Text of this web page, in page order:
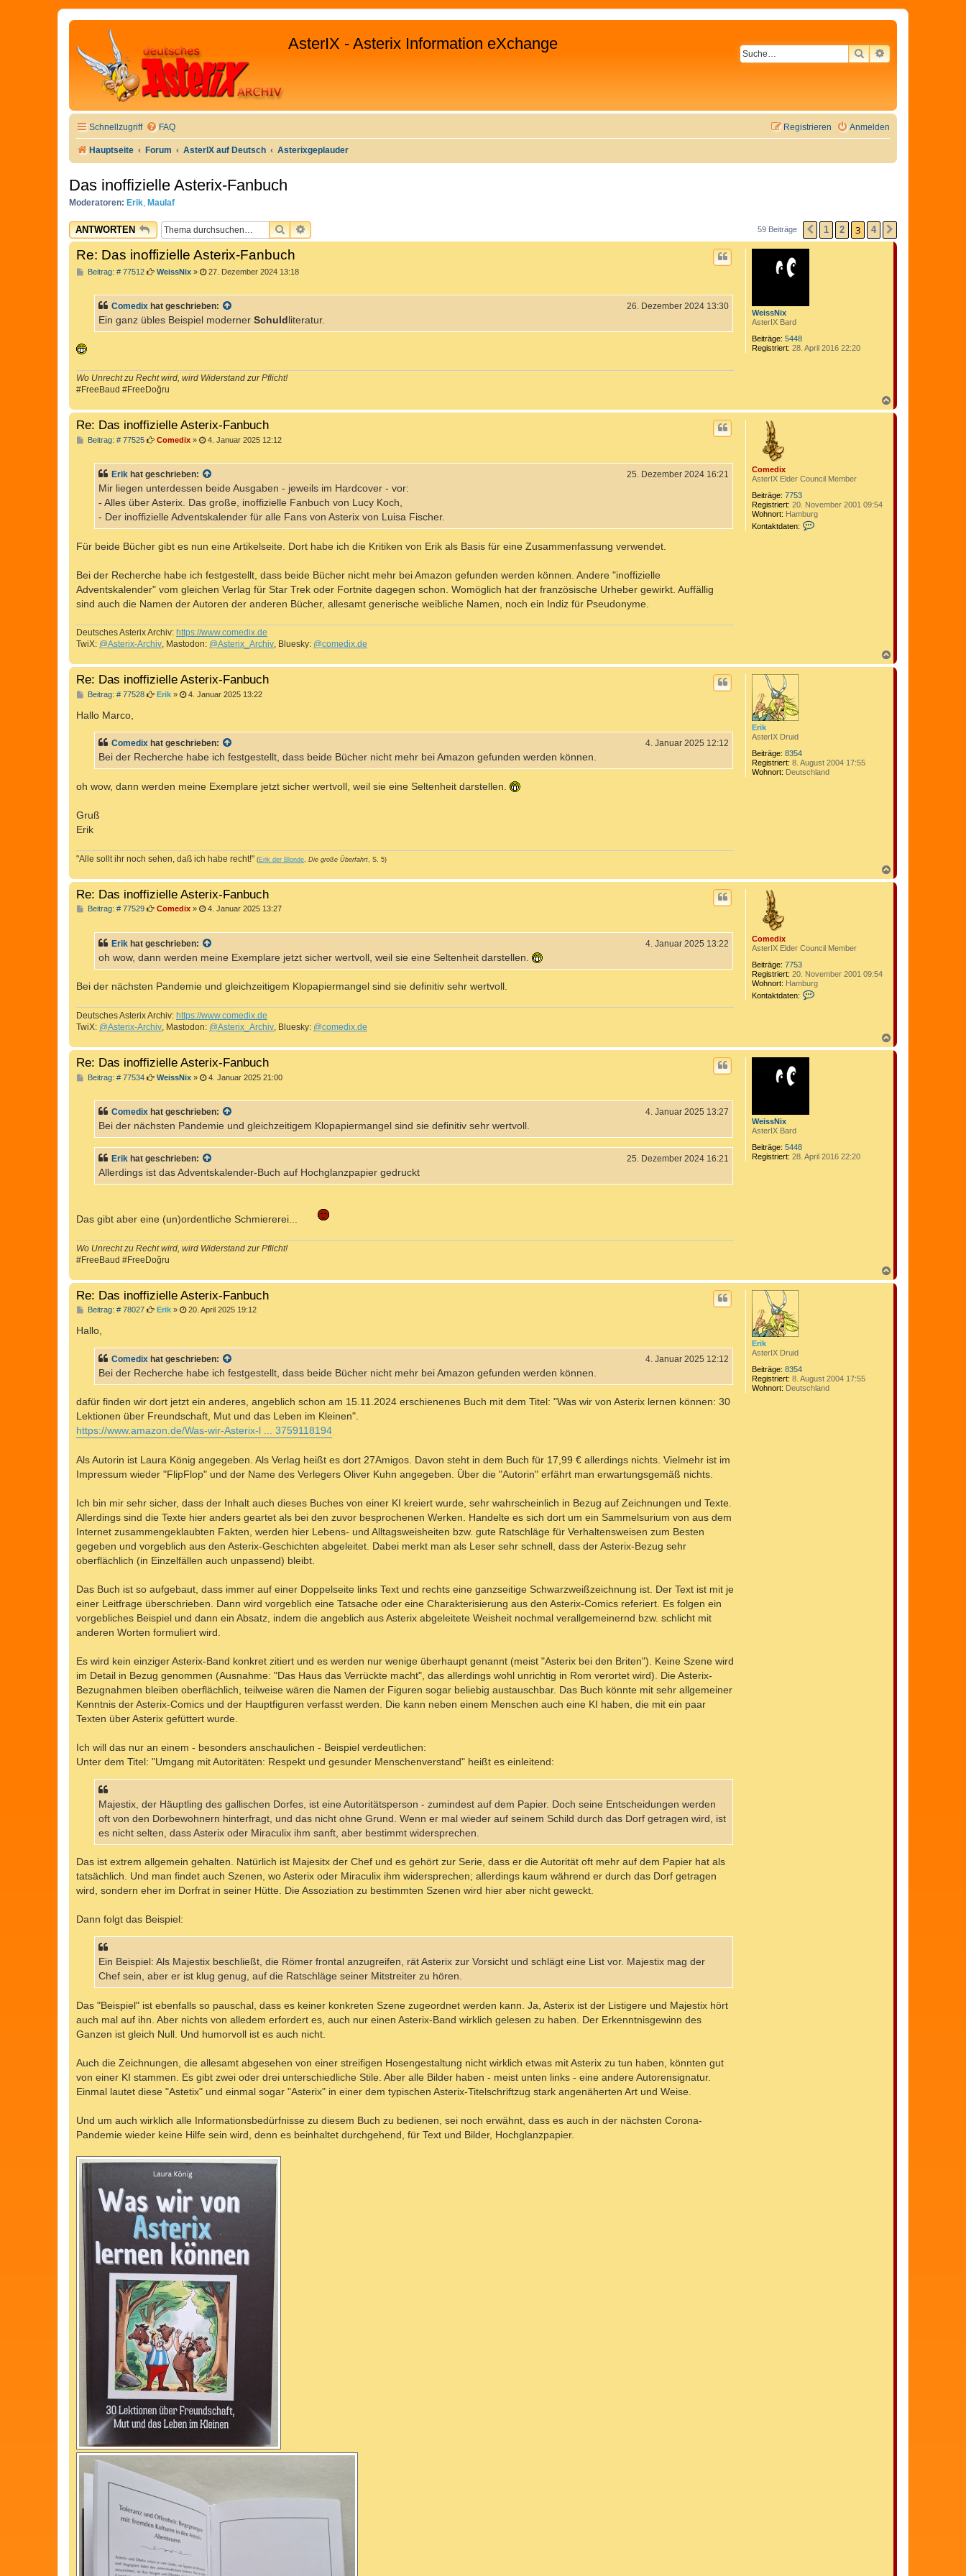
AsterIX - Asterix Information eXchange
SUCHEERWEITERTE
Schnellzugriff FAQ Anmelden
Registrieren
Hauptseite Forum AsterIX auf Deutsch Asterixgeplauder
Das inoffizielle Asterix-Fanbuch
Moderatoren: Erik, Maulaf
ANTWORTEN SUCHEERWEITERTE SUCHE 59 Beiträge VORHERIGE
1 2 3 4
WeissNix
AsterIX Bard
Beiträge: 5448
Registriert: 28. April 2016 22:20
Re: Das inoffizielle Asterix-Fanbuch
Beitrag: # 77512B
r
a
WeissNix» 27. Dezember 2024 13:18
Comedix hat geschrieben: 26. Dezember 2024 13:30
Ein ganz übles Beispiel moderner Schuld literatur.
Wo Unrecht zu Recht wird, wird Widerstand zur Pflicht!
#FreeBaud #FreeDoğru
a
c
Comedix
AsterIX Elder Council Member
Beiträge: 7753
Registriert: 20. November 2001 09:54
Wohnort: Hamburg
Kontaktdaten:
C
Re: Das inoffizielle Asterix-Fanbuch
Beitrag: # 77525B
r
a
Comedix» 4. Januar 2025 12:12
Erik hat geschrieben: 25. Dezember 2024 16:21
Mir liegen unterdessen beide Ausgaben - jeweils im Hardcover - vor:
- Alles über Asterix. Das große, inoffizielle Fanbuch von Lucy Koch,
- Der inoffizielle Adventskalender für alle Fans von Asterix von Luisa Fischer.
Für beide Bücher gibt es nun eine Artikelseite. Dort habe ich die Kritiken von Erik als Basis für eine Zusammenfassung verwendet.
Bei der Recherche habe ich festgestellt, dass beide Bücher nicht mehr bei Amazon gefunden werden können. Andere "inoffizielle
Adventskalender" vom gleichen Verlag für Star Trek oder Fortnite dagegen schon. Womöglich hat der französische Urheber gewirkt. Auffällig
sind auch die Namen der Autoren der anderen Bücher, allesamt generische weibliche Namen, noch ein Indiz für Pseudonyme.
Deutsches Asterix Archiv: https://www.comedix.de
TwiX: @Asterix-Archiv, Mastodon: @Asterix_Archiv, Bluesky: @comedix.de
a
c
Erik
AsterIX Druid
Beiträge: 8354
Registriert: 8. August 2004 17:55
Wohnort: Deutschland
Re: Das inoffizielle Asterix-Fanbuch
Beitrag: # 77528B
r
a
Erik» 4. Januar 2025 13:22
Hallo Marco,
Comedix hat geschrieben: 4. Januar 2025 12:12
Bei der Recherche habe ich festgestellt, dass beide Bücher nicht mehr bei Amazon gefunden werden können.
oh wow, dann werden meine Exemplare jetzt sicher wertvoll, weil sie eine Seltenheit darstellen.
Gruß
Erik
"Alle sollt ihr noch sehen, daß ich habe recht!" (Erik der Blonde Die große Überfahrt , S. 5)
a
c
Comedix
AsterIX Elder Council Member
Beiträge: 7753
Registriert: 20. November 2001 09:54
Wohnort: Hamburg
Kontaktdaten:
t
e
Re: Das inoffizielle Asterix-Fanbuch
Beitrag: # 77529B
r
a
Comedix» 4. Januar 2025 13:27
Erik hat geschrieben: 4. Januar 2025 13:22
oh wow, dann werden meine Exemplare jetzt sicher wertvoll, weil sie eine Seltenheit darstellen.
Bei der nächsten Pandemie und gleichzeitigem Klopapiermangel sind sie definitiv sehr wertvoll.
Deutsches Asterix Archiv: https://www.comedix.de
TwiX: @Asterix-Archiv , Mastodon: @Asterix_Archiv , Bluesky: @comedix.de
a
c
WeissNix
AsterIX Bard
Beiträge: 5448
Registriert: 28. April 2016 22:20
Re: Das inoffizielle Asterix-Fanbuch
Beitrag: # 77534B
r
a
WeissNix» 4. Januar 2025 21:00
Comedix hat geschrieben: 4. Januar 2025 13:27
Bei der nächsten Pandemie und gleichzeitigem Klopapiermangel sind sie definitiv sehr wertvoll.
Erik hat geschrieben: 25. Dezember 2024 16:21
Allerdings ist das Adventskalender-Buch auf Hochglanzpapier gedruckt
Das gibt aber eine (un)ordentliche Schmiererei...
Wo Unrecht zu Recht wird, wird Widerstand zur Pflicht!
#FreeBaud #FreeDoğru
a
c
Erik
AsterIX Druid
Beiträge: 8354
Registriert: 8. August 2004 17:55
Wohnort: Deutschland
Re: Das inoffizielle Asterix-Fanbuch
Beitrag: # 78027B
r
a
Erik» 20. April 2025 19:12
Hallo,
Comedix hat geschrieben: 4. Januar 2025 12:12
Bei der Recherche habe ich festgestellt, dass beide Bücher nicht mehr bei Amazon gefunden werden können.
dafür finden wir dort jetzt ein anderes, angeblich schon am 15.11.2024 erschienenes Buch mit dem Titel: "Was wir von Asterix lernen können: 30
Lektionen über Freundschaft, Mut und das Leben im Kleinen".
https://www.amazon.de/Was-wir-Asterix-l ... 3759118194
Als Autorin ist Laura König angegeben. Als Verlag heißt es dort 27Amigos. Davon steht in dem Buch für 17,99 € allerdings nichts. Vielmehr ist im
Impressum wieder "FlipFlop" und der Name des Verlegers Oliver Kuhn angegeben. Über die "Autorin" erfährt man erwartungsgemäß nichts.
Ich bin mir sehr sicher, dass der Inhalt auch dieses Buches von einer KI kreiert wurde, sehr wahrscheinlich in Bezug auf Zeichnungen und Texte.
Allerdings sind die Texte hier anders geartet als bei den zuvor besprochenen Werken. Handelte es sich dort um ein Sammelsurium von aus dem
Internet zusammengeklaubten Fakten, werden hier Lebens- und Alltagsweisheiten bzw. gute Ratschläge für Verhaltensweisen zum Besten
gegeben und vorgeblich aus den Asterix-Geschichten abgeleitet. Dabei merkt man als Leser sehr schnell, dass der Asterix-Bezug sehr
oberflächlich (in Einzelfällen auch unpassend) bleibt.
Das Buch ist so aufgebaut, dass immer auf einer Doppelseite links Text und rechts eine ganzseitige Schwarzweißzeichnung ist. Der Text ist mit je
einer Leitfrage überschrieben. Dann wird vorgeblich eine Tatsache oder eine Charakterisierung aus den Asterix-Comics referiert. Es folgen ein
vorgebliches Beispiel und dann ein Absatz, indem die angeblich aus Asterix abgeleitete Weisheit nochmal verallgemeinernd bzw. schlicht mit
anderen Worten formuliert wird.
Es wird kein einziger Asterix-Band konkret zitiert und es werden nur wenige überhaupt genannt (meist "Asterix bei den Briten"). Keine Szene wird
im Detail in Bezug genommen (Ausnahme: "Das Haus das Verrückte macht", das allerdings wohl unrichtig in Rom verortet wird). Die Asterix-
Bezugnahmen bleiben oberflächlich, teilweise wären die Namen der Figuren sogar beliebig austauschbar. Das Buch könnte mit sehr allgemeiner
Kenntnis der Asterix-Comics und der Hauptfiguren verfasst werden. Die kann neben einem Menschen auch eine KI haben, die mit ein paar
Texten über Asterix gefüttert wurde.
Ich will das nur an einem - besonders anschaulichen - Beispiel verdeutlichen:
Unter dem Titel: "Umgang mit Autoritäten: Respekt und gesunder Menschenverstand" heißt es einleitend:
Majestix, der Häuptling des gallischen Dorfes, ist eine Autoritätsperson - zumindest auf dem Papier. Doch seine Entscheidungen werden
oft von den Dorbewohnern hinterfragt, und das nicht ohne Grund. Wenn er mal wieder auf seinem Schild durch das Dorf getragen wird, ist
es nicht selten, dass Asterix oder Miraculix ihm sanft, aber bestimmt widersprechen.
Das ist extrem allgemein gehalten. Natürlich ist Majesitx der Chef und es gehört zur Serie, dass er die Autorität oft mehr auf dem Papier hat als
tatsächlich. Und man findet auch Szenen, wo Asterix oder Miraculix ihm widersprechen; allerdings kaum während er durch das Dorf getragen
wird, sondern eher im Dorfrat in seiner Hütte. Die Assoziation zu bestimmten Szenen wird hier aber nicht geweckt.
Dann folgt das Beispiel:
Ein Beispiel: Als Majestix beschließt, die Römer frontal anzugreifen, rät Asterix zur Vorsicht und schlägt eine List vor. Majestix mag der
Chef sein, aber er ist klug genug, auf die Ratschläge seiner Mitstreiter zu hören.
Das "Beispiel" ist ebenfalls so pauschal, dass es keiner konkreten Szene zugeordnet werden kann. Ja, Asterix ist der Listigere und Majestix hört
auch mal auf ihn. Aber nichts von alledem erfordert es, auch nur einen Asterix-Band wirklich gelesen zu haben. Der Erkenntnisgewinn des
Ganzen ist gleich Null. Und humorvoll ist es auch nicht.
Auch die Zeichnungen, die allesamt abgesehen von einer streifigen Hosengestaltung nicht wirklich etwas mit Asterix zu tun haben, könnten gut
von einer KI stammen. Es gibt zwei oder drei unterschiedliche Stile. Aber alle Bilder haben - meist unten links - eine andere Autorensignatur.
Einmal lautet diese "Astetix" und einmal sogar "Asterix" in einer dem typischen Asterix-Titelschriftzug stark angenäherten Art und Weise.
Und um auch wirklich alle Informationsbedürfnisse zu diesem Buch zu bedienen, sei noch erwähnt, dass es auch in der nächsten Corona-
Pandemie wieder keine Hilfe sein wird, denn es beinhaltet durchgehend, für Text und Bilder, Hochglanzpapier.